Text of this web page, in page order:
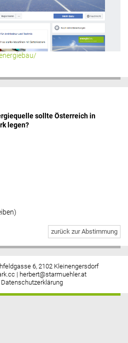
sollte Österreich in
legen?
zurück zur Abstimmung
6, 2102 Kleinengersdorf
| herbert@starmuehler.at
Datenschutzerklärung